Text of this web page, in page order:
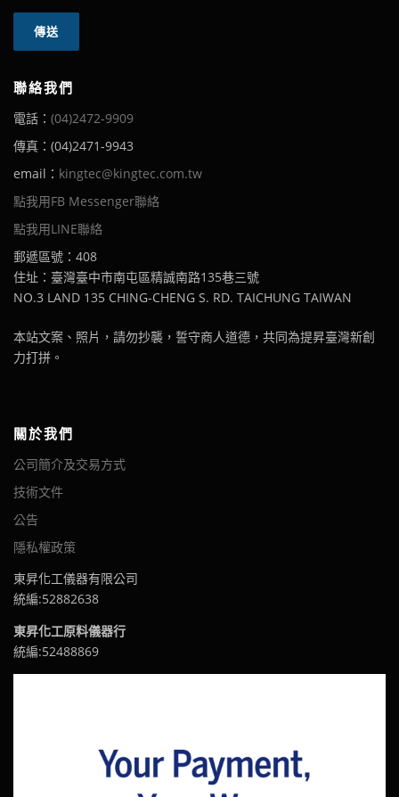
聯絡我們
電話： (04)2472-9909
傳真：(04)2471-9943
email： kingtec@kingtec.com.tw
點我用FB Messenger聯絡
點我用LINE聯絡
郵遞區號：408
住址：臺灣臺中市南屯區精誠南路135巷三號
NO.3 LAND 135 CHING-CHENG S. RD. TAICHUNG TAIWAN
本站文案、照片，請勿抄襲，誓守商人道德，共同為提昇臺灣新創
力打拼。
關於我們
公司簡介及交易方式
技術文件
公告
隱私權政策
東昇化工儀器有限公司
統編:52882638
東昇化工原料儀器行
統編:52488869